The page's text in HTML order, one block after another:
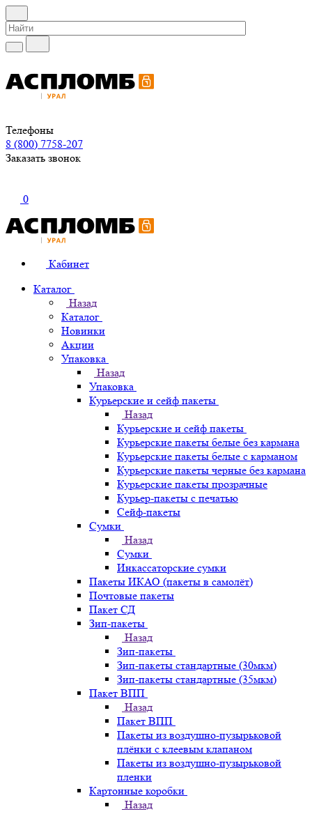
Телефоны
8 (800) 7758-207
Заказать звонок
0
Кабинет
Каталог
Назад
Каталог
Новинки
Акции
Упаковка
Назад
Упаковка
Курьерские и сейф пакеты
Назад
Курьерские и сейф пакеты
Курьерские пакеты белые без кармана
Курьерские пакеты белые с карманом
Курьерские пакеты черные без кармана
Курьерские пакеты прозрачные
Курьер-пакеты с печатью
Сейф-пакеты
Сумки
Назад
Сумки
Инкассаторские сумки
Пакеты ИКАО (пакеты в самолёт)
Почтовые пакеты
Пакет СД
Зип-пакеты
Назад
Зип-пакеты
Зип-пакеты стандартные (30мкм)
Зип-пакеты стандартные (35мкм)
Пакет ВПП
Назад
Пакет ВПП
Пакеты из воздушно-пузырьковой
плёнки с клеевым клапаном
Пакеты из воздушно-пузырьковой
пленки
Картонные коробки
Назад